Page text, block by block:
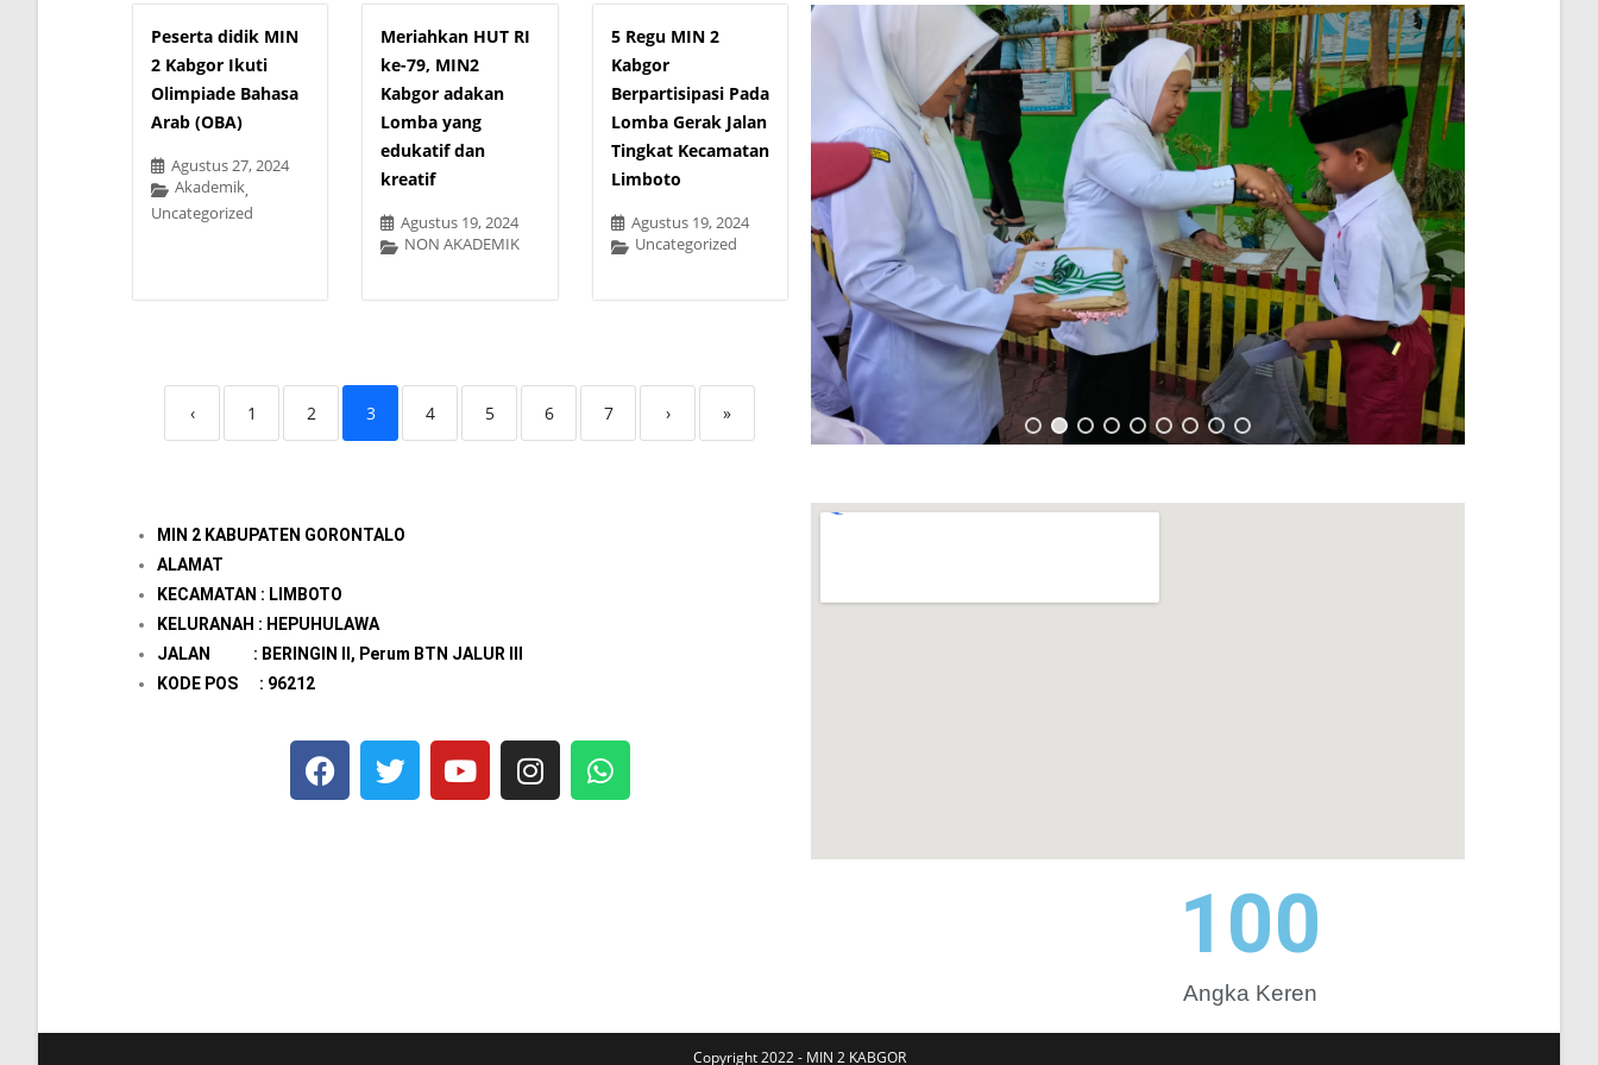
Peserta didik MIN
2 Kabgor Ikuti
Olimpiade Bahasa
Arab (OBA)
Agustus 27, 2024
Akademik,
Uncategorized
Meriahkan HUT RI
ke-79, MIN2
Kabgor adakan
Lomba yang
edukatif dan
kreatif
Agustus 19, 2024
NON AKADEMIK
5 Regu MIN 2
Kabgor
Berpartisipasi Pada
Lomba Gerak Jalan
Tingkat Kecamatan
Limboto
Agustus 19, 2024
Uncategorized
‹ 1 2 3 4 5 6 7 › »
MIN 2 KABUPATEN GORONTALO
ALAMAT
KECAMATAN : LIMBOTO
KELURANAH : HEPUHULAWA
JALAN : BERINGIN II, Perum BTN JALUR III
KODE POS : 96212
Angka Keren
100
Copyright 2022 - MIN 2 KABGOR